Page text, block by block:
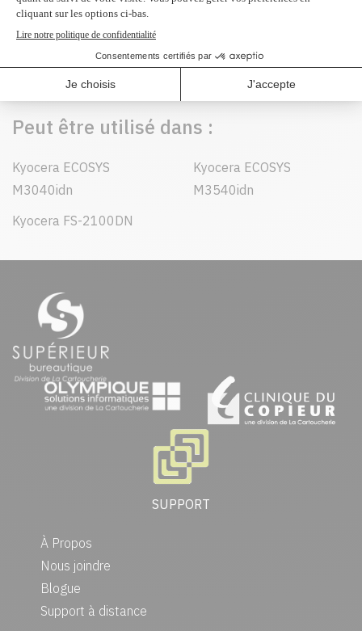
Peut être utilisé dans :
Kyocera ECOSYS
M3040idn
Kyocera ECOSYS
M3540idn
Kyocera FS-2100DN
SUPPORT
À Propos
Nous joindre
Blogue
Support à distance